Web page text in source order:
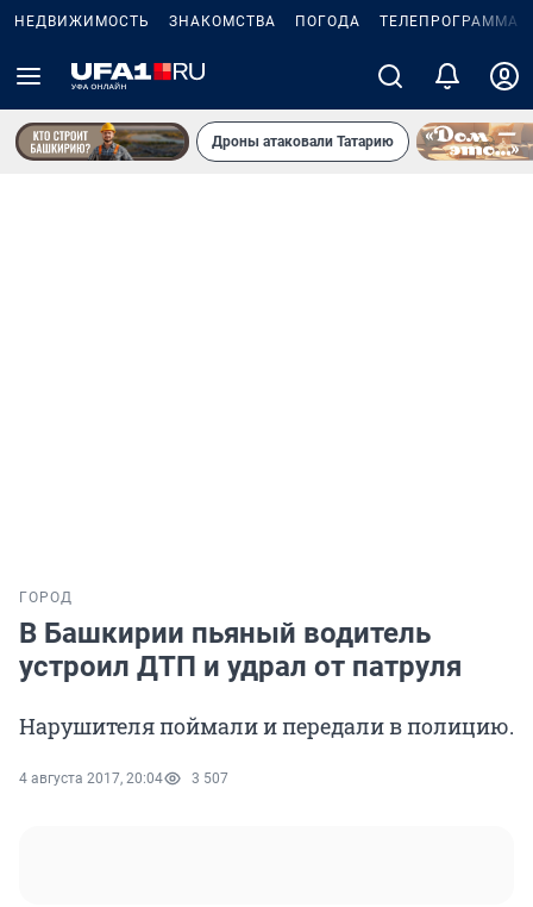
НЕДВИЖИМОСТЬ ЗНАКОМСТВА ПОГОДА ТЕЛЕПРОГРАММА
Дроны атаковали Татарию
ГОРОД
В Башкирии пьяный водитель
устроил ДТП и удрал от патруля
Нарушителя поймали и передали в полицию.
4 августа 2017, 20:04 3 507